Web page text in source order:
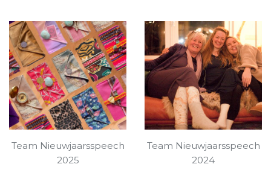
Team Nieuwjaarsspeech
2025
Team Nieuwjaarsspeech
2024